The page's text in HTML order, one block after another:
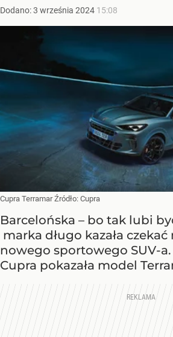
Dodano:3 września 2024 15:08
Cupra TerramarŹródło: Cupra
Barcelońska – bo tak lubi
marka długo kazała
nowego sportowego SUV-a.
Cupra pokazała model